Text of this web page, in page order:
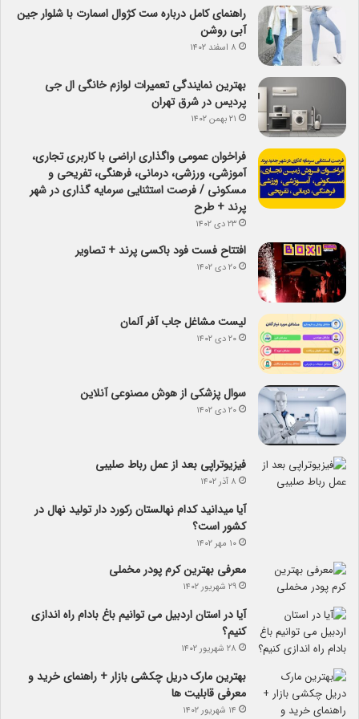
راهنمای کامل درباره ست کژوال اسمارت با شلوار جین
آبی روشن
۸ اسفند ۱۴۰۲
بهترین نمایندگی تعمیرات لوازم خانگی ال جی
پردیس در شرق تهران
۲۱ بهمن ۱۴۰۲
فراخوان عمومی واگذاری اراضی با کاربری تجاری،
آموزشی، ورزشی، درمانی، فرهنگی، تفریحی و
مسکونی / فرصت استثنایی سرمایه گذاری در شهر
پرند + طرح
۲۳ دی ۱۴۰۲
افتتاح فست فود باکسی پرند + تصاویر
۲۰ دی ۱۴۰۲
لیست مشاغل جاب آفر آلمان
۲۰ دی ۱۴۰۲
سوال پزشکی از هوش مصنوعی آنلاین
۲۰ دی ۱۴۰۲
فیزیوتراپی بعد از عمل رباط صلیبی
۸ آذر ۱۴۰۲
آیا می­دانید کدام نهالستان رکورد دار تولید نهال­ در
کشور است؟
۱۰ مهر ۱۴۰۲
معرفی بهترین کرم پودر مخملی
۲۹ شهریور ۱۴۰۲
آیا در استان اردبیل می توانیم باغ بادام راه اندازی
کنیم؟
۲۸ شهریور ۱۴۰۲
بهترین مارک دریل چکشی بازار + راهنمای خرید و
معرفی قابلیت ها
۱۴ شهریور ۱۴۰۲